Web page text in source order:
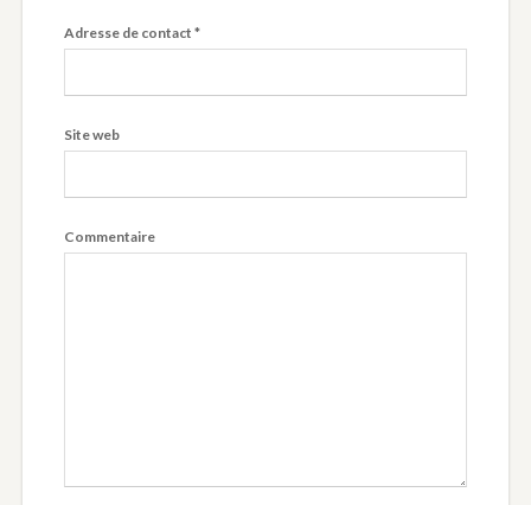
Adresse de contact *
Site web
Commentaire